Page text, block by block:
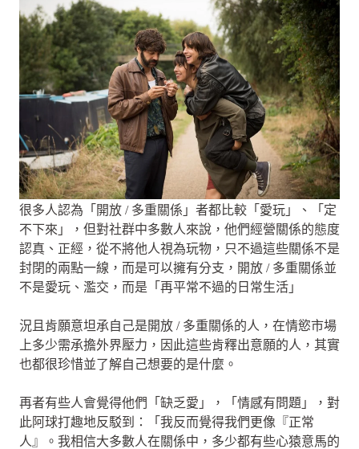
很多人認為「開放 / 多重關係」者都比較「愛玩」、「定
不下來」，但對社群中多數人來說，他們經營關係的態度
認真、正經，從不將他人視為玩物，只不過這些關係不是
封閉的兩點一線，而是可以擁有分支，開放 / 多重關係並
不是愛玩、濫交，而是「再平常不過的日常生活」
況且肯願意坦承自己是開放 / 多重關係的人，在情慾市場
上多少需承擔外界壓力，因此這些肯釋出意願的人，其實
也都很珍惜並了解自己想要的是什麼。
再者有些人會覺得他們「缺乏愛」，「情感有問題」，對
此阿球打趣地反駁到：「我反而覺得我們更像『正常
人』。我相信大多數人在關係中，多少都有些心猿意馬的